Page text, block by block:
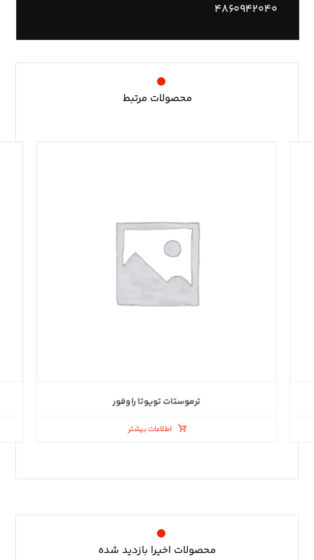
۴۸۶۰۹۴۲۰۴۰
محصولات مرتبط
ترموستات تویوتا راوفور
اطلاعات بیشتر
محصولات اخیرا بازدید شده